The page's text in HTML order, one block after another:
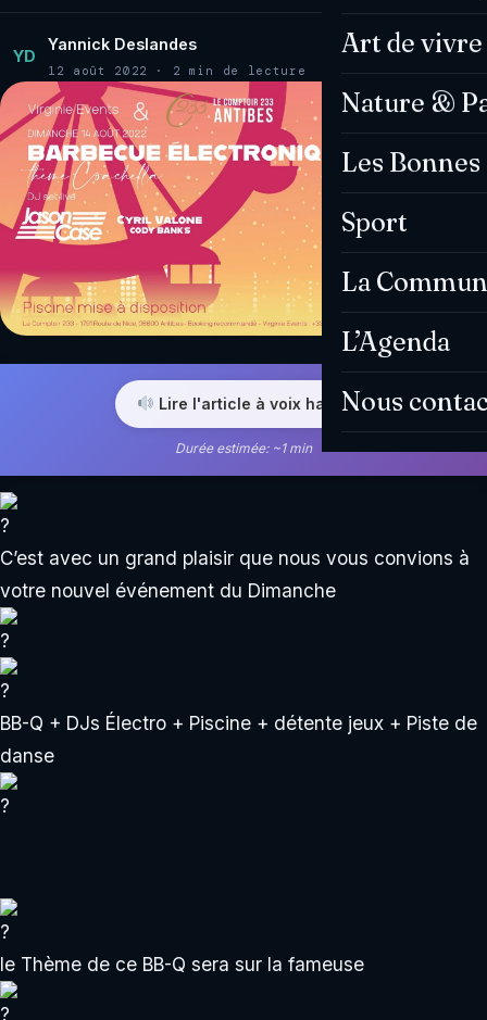
Art de vivre
Nature &
Les
Sport
La
L’Agenda
Nous
YD
Yannick Deslandes
12 août 2022 · 2 min de lecture
Lire l'article à voix haute
Durée estimée: ~1 min
C’est avec un grand plaisir que nous vous convions à
votre nouvel événement du Dimanche
BB-Q + DJs Électro + Piscine + détente jeux + Piste de
danse
le Thème de ce BB-Q sera sur la fameuse